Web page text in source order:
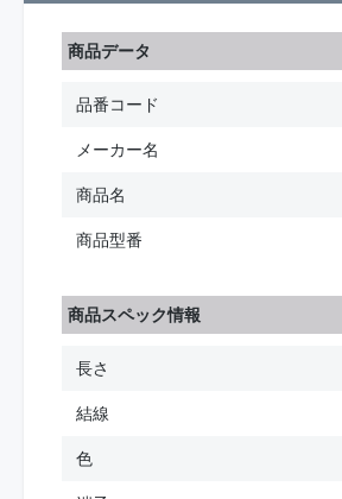
商品データ
品番コード
メーカー名
商品名
商品型番
商品スペック情報
長さ
結線
色